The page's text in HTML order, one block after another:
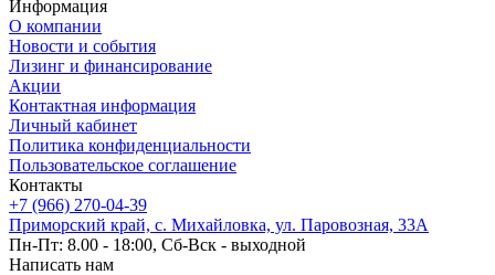
Информация
О компании
Новости и события
Лизинг и финансирование
Акции
Контактная информация
Личный кабинет
Политика конфиденциальности
Пользовательское соглашение
Контакты
+7 (966) 270-04-39
Приморский край, с. Михайловка, ул. Паровозная, 33А
Пн-Пт: 8.00 - 18:00, Сб-Вск - выходной
Написать нам